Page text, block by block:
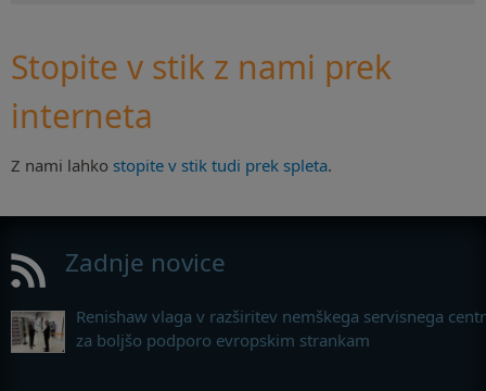
Stopite v stik z nami prek
interneta
Z nami lahko stopite v stik tudi prek spleta.
Zadnje novice
Renishaw vlaga v razširitev nemškega servisnega
za boljšo podporo evropskim strankam